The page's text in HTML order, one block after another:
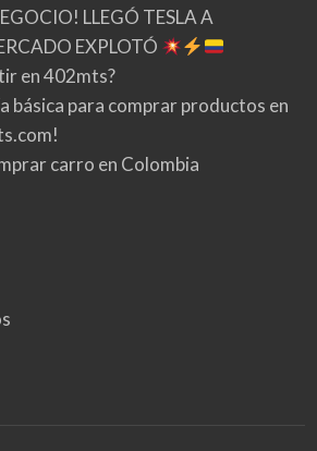
LLEGÓ TESLA A
EXPLOTÓ
en 402mts?
básica para comprar productos en
carro en Colombia